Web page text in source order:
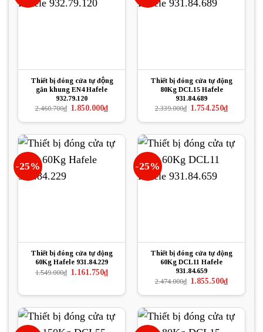
Thiết bị đóng cửa tự động
gắn khung EN4 Hafele
932.79.120
2.460.700₫ Giá
là:
1.850.000₫Giá
hiện
tại
1.850.000₫.
Thiết bị đóng cửa tự động
80Kg DCL15 Hafele
931.84.689
2.339.000₫ Giá
là:
1.754.250₫Giá
hiện
tại
1.754.250₫.
-25%
Thiết bị đóng cửa tự động
60Kg Hafele 931.84.229
1.549.000₫ Giá
1.161.750₫Giá
hiện
-25%
Thiết bị đóng cửa tự động
60Kg DCL11 Hafele
931.84.659
2.474.000₫ Giá
là:
1.855.500₫Giá
hiện
tại
1.855.500₫.